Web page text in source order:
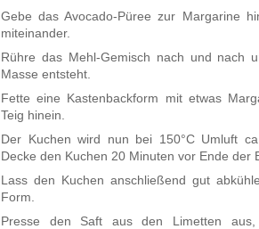
Gebe das Avocado-Püree zur Margarine
miteinander.
Rühre das Mehl-Gemisch nach und nach
Masse entsteht.
Fette eine Kastenbackform mit etwas
Teig hinein.
Der Kuchen wird nun bei 150°C Umluft
Decke den Kuchen 20 Minuten vor Ende der
Lass den Kuchen anschließend gut
Form.
Presse den Saft aus den Limetten